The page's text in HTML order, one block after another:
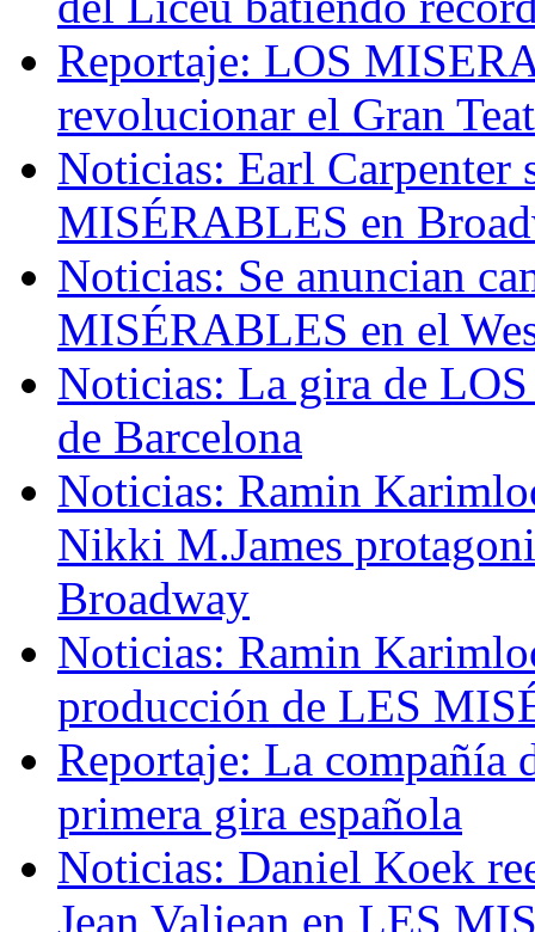
Reportaje: LOS
revolucionar el Gran
Noticias: Earl Carpenter
MISÉRABLES en
Noticias: Se anuncian
MISÉRABLES en el
Noticias: La gira de
de Barcelona
Noticias: Ramin
Nikki M.James
Broadway
Noticias: Ramin
producción de LES
Reportaje: La compañía
primera gira española
Noticias: Daniel Koek
Jean Valjean en LES